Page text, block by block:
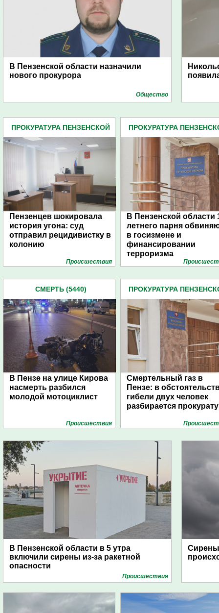
В Пензенской области назначили
нового прокурора
Общество
ПРОКУРАТУРА ПЕНЗЕНСКОЙ
Пензенцев шокировала
история угона: суд
отправил рецидивистку в
колонию
Проиcшествия
ПРОКУРАТУРА
В Пензенской области
летнего парня
в госизмене и
финансировании
терроризма
СМЕРТЬ (5440)
В Пензе на улице Кирова
насмерть разбился
молодой мотоциклист
Проиcшествия
ПРОКУРАТУРА
Смертельный газ в
Пензе: в
гибели двух человек
разбирается
В Пензенской области в 5 утра
включили сирены из-за ракетной
опасности
Проиcшествия
Сирены